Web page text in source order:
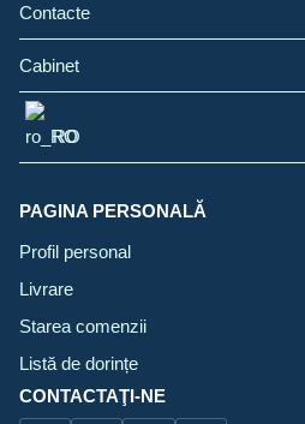
Contacte
Cabinet
RO
PAGINA PERSONALĂ
Profil personal
Livrare
Starea comenzii
Listă de dorințe
CONTACTAŢI-NE